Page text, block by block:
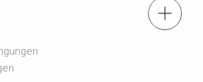
Kontaktformular